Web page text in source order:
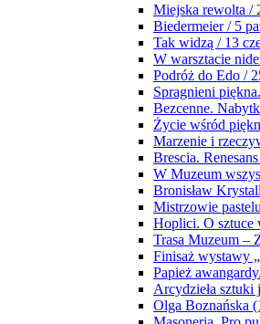
Miejska rewolta /
Biedermeier / 5
Tak widzą / 13
W warsztacie
Podróż do Edo /
Spragnieni
Bezcenne.
Życie wśród
Marzenie i
Brescia.
W Muzeum
Bronisław
Mistrzowie
Hoplici. O sztuce
Trasa Muzeum –
Finisaż wystawy
Papież
Arcydzieła
Olga Boznańska